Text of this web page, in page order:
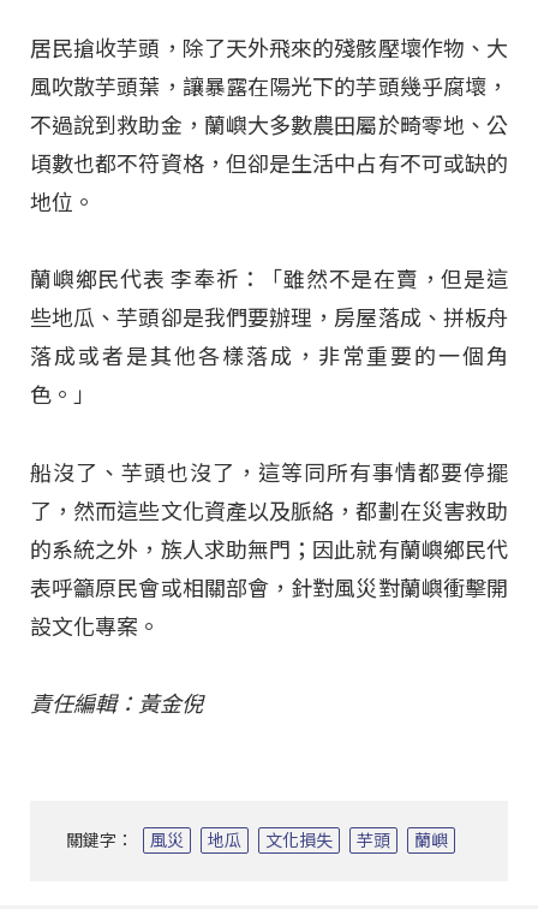
居民搶收芋頭，除了天外飛來的殘骸壓壞作物、大
風吹散芋頭葉，讓暴露在陽光下的芋頭幾乎腐壞，
不過說到救助金，蘭嶼大多數農田屬於畸零地、公
頃數也都不符資格，但卻是生活中占有不可或缺的
地位。
蘭嶼鄉民代表 李奉祈：「雖然不是在賣，但是這
些地瓜、芋頭卻是我們要辦理，房屋落成、拼板舟
落成或者是其他各樣落成，非常重要的一個角
色。」
船沒了、芋頭也沒了，這等同所有事情都要停擺
了，然而這些文化資產以及脈絡，都劃在災害救助
的系統之外，族人求助無門；因此就有蘭嶼鄉民代
表呼籲原民會或相關部會，針對風災對蘭嶼衝擊開
設文化專案。
責任編輯：黃金倪
關鍵字： 風災 地瓜 文化損失 芋頭 蘭嶼